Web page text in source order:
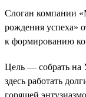
Слоган компании
рождения успеха»
к формированию
Цель — собрать на
здесь работать